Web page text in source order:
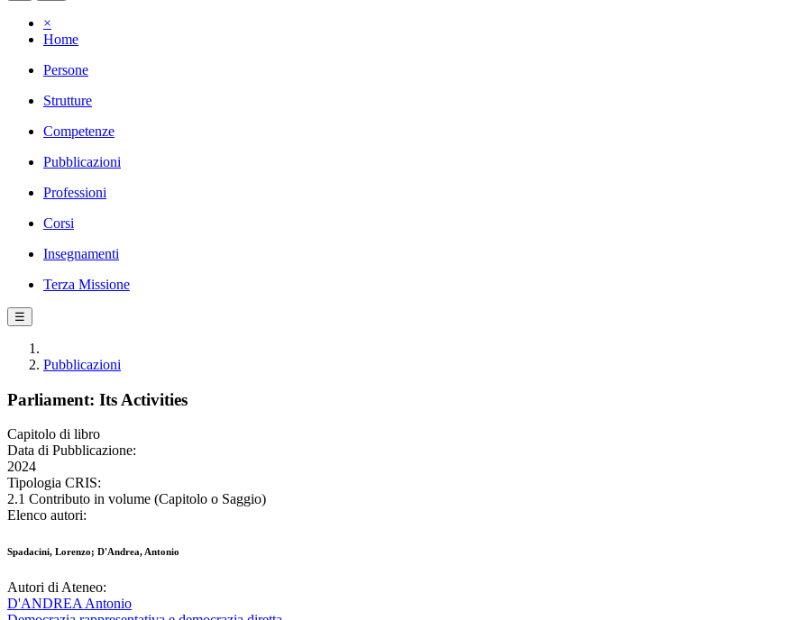
×
Home
Persone
Strutture
Competenze
Pubblicazioni
Professioni
Corsi
Insegnamenti
Terza Missione
☰
Pubblicazioni
Parliament: Its Activities
Capitolo di libro
Data di Pubblicazione:
2024
Tipologia CRIS:
2.1 Contributo in volume (Capitolo o Saggio)
Elenco autori:
Spadacini, Lorenzo; D'Andrea, Antonio
Autori di Ateneo:
D'ANDREA Antonio